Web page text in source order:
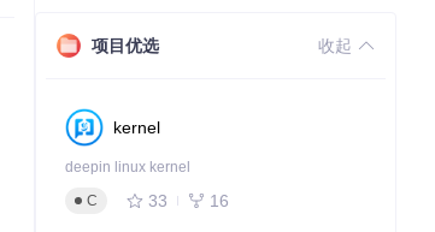
项目优选 收起
kernel
deepin linux kernel
C
33 16